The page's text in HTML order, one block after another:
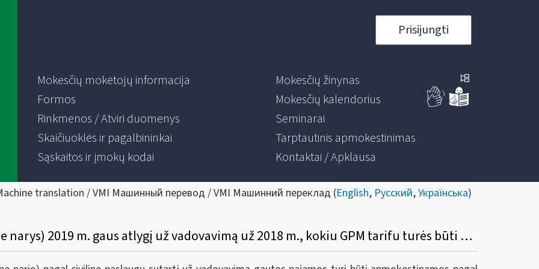
Prisijungti
Mokesčių mokėtojų informacija
Formos
Rinkmenos / Atviri duomenys
Skaičiuoklės ir pagalbininkai
Sąskaitos ir įmokų kodai
Mokesčių žinynas
Mokesčių kalendorius
Seminarai
Tarptautinis apmokestinimas
Kontaktai / Apklausa
translation / VMI Машинный перевод / VMI Машинний переклад (English, Русский,Українська)
57. Jei mažosios bendrijos vadovas (ne narys) 2019 m. gaus atlygį už vadovavimą už 2018 m., kokiu GPM tarifu turės būti apmokestintos šios pajamos?